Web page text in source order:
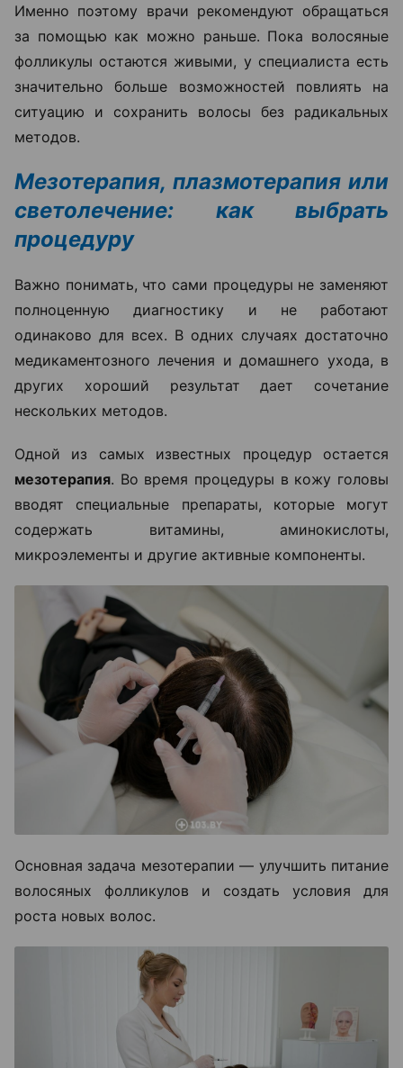
Именно поэтому врачи рекомендуют обращаться
за помощью как можно раньше. Пока волосяные
фолликулы остаются живыми, у специалиста есть
значительно больше возможностей повлиять на
ситуацию и сохранить волосы без радикальных
методов.
Мезотерапия, плазмотерапия или
светолечение: как выбрать
процедуру
Важно понимать, что сами процедуры не заменяют
полноценную диагностику и не работают
одинаково для всех. В одних случаях достаточно
медикаментозного лечения и домашнего ухода, в
других хороший результат дает сочетание
нескольких методов.
Одной из самых известных процедур остается
мезотерапия. Во время процедуры в кожу головы
вводят специальные препараты, которые могут
содержать витамины, аминокислоты,
микроэлементы и другие активные компоненты.
Основная задача мезотерапии — улучшить питание
волосяных фолликулов и создать условия для
роста новых волос.